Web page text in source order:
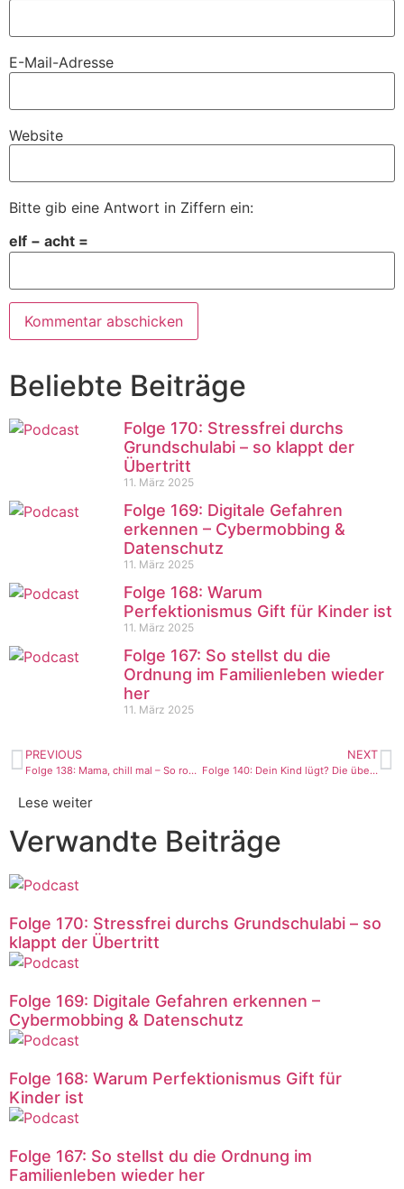
E-Mail-Adresse
Website
Bitte gib eine Antwort in Ziffern ein:
elf − acht =
Beliebte Beiträge
Folge 170: Stressfrei durchs
Grundschulabi – so klappt der
Übertritt
11. März 2025
Folge 169: Digitale Gefahren
erkennen – Cybermobbing &
Datenschutz
11. März 2025
Folge 168: Warum
Perfektionismus Gift für Kinder ist
11. März 2025
Folge 167: So stellst du die
Ordnung im Familienleben wieder
her
11. März 2025
PREVIOUS
Folge 138: Mama, chill mal – So rockst du die Pubertät deines herausfordernden Kindes
NEXT
Folge 140: Dein Kind lügt? Die überraschend einfache Lösung für ein Riesenproblem
Lese weiter
Verwandte Beiträge
Folge 170: Stressfrei durchs Grundschulabi – so
klappt der Übertritt
Folge 169: Digitale Gefahren erkennen –
Cybermobbing & Datenschutz
Folge 168: Warum Perfektionismus Gift für
Kinder ist
Folge 167: So stellst du die Ordnung im
Familienleben wieder her